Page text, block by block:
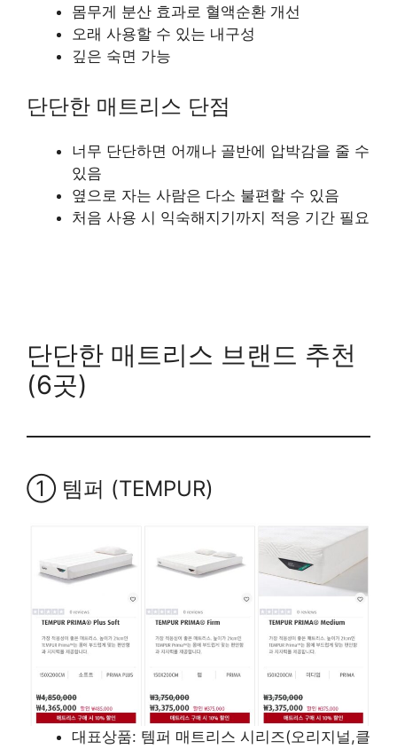
몸무게 분산 효과로 혈액순환 개선
오래 사용할 수 있는 내구성
깊은 숙면 가능
단단한 매트리스 단점
너무 단단하면 어깨나 골반에 압박감을 줄 수
있음
옆으로 자는 사람은 다소 불편할 수 있음
처음 사용 시 익숙해지기까지 적응 기간 필요
단단한 매트리스 브랜드 추천
(6곳)
① 템퍼 (TEMPUR)
대표상품: 템퍼 매트리스 시리즈(오리지널,클